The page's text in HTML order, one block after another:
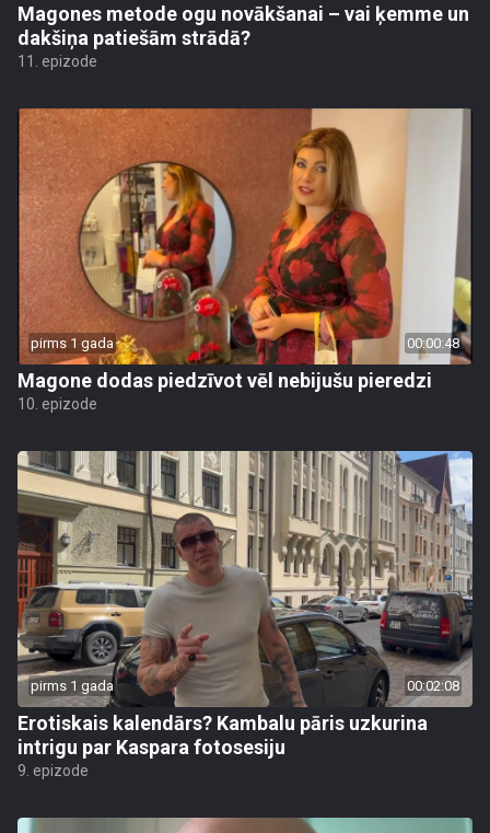
Magones metode ogu novākšanai – vai ķemme un
dakšiņa patiešām strādā?
11. epizode
pirms 1 gada 00:00:48
Magone dodas piedzīvot vēl nebijušu pieredzi
10. epizode
pirms 1 gada 00:02:08
Erotiskais kalendārs? Kambalu pāris uzkurina
intrigu par Kaspara fotosesiju
9. epizode